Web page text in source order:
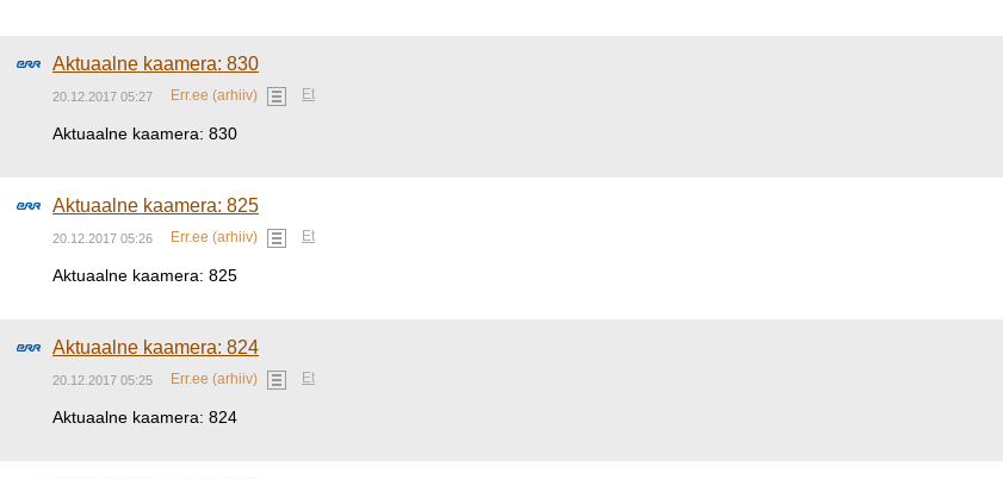
Aktuaalne kaamera: 830
20.12.2017 05:27 Err.ee (arhiiv) Et
Aktuaalne kaamera: 830
Aktuaalne kaamera: 825
20.12.2017 05:26 Err.ee (arhiiv) Et
Aktuaalne kaamera: 825
Aktuaalne kaamera: 824
20.12.2017 05:25 Err.ee (arhiiv) Et
Aktuaalne kaamera: 824